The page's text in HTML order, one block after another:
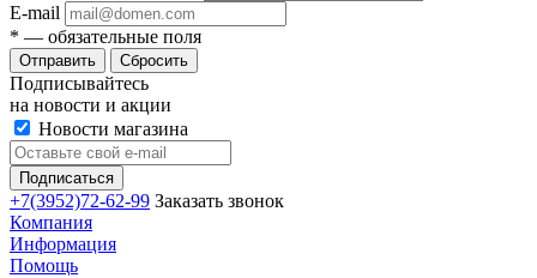
E-mail
* — обязательные поля
Сбросить
Подписывайтесь
на новости и акции
Новости магазина
+7(3952)72-62-99 Заказать звонок
Компания
Информация
Помощь